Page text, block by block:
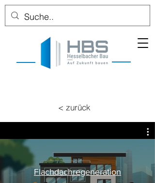
< zurück
Flachdachregeneration